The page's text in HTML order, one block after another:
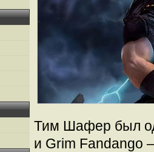
Тим Шафер был
и Grim Fandango